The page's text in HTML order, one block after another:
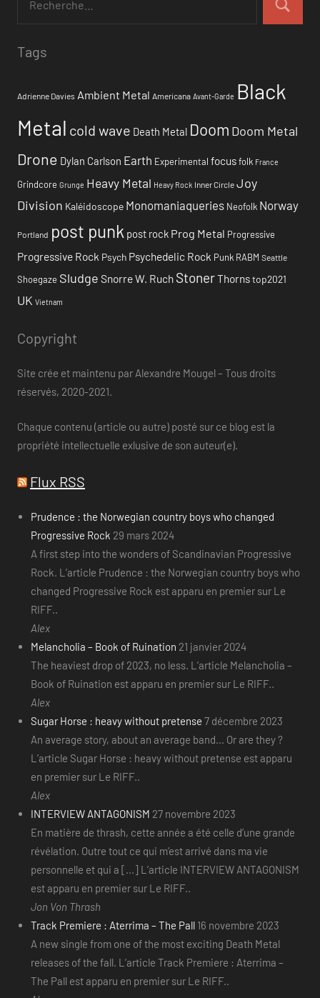
Tags
Adrienne Davies Ambient Metal Americana Avant-Garde Black
Metal cold wave Death Metal Doom Doom Metal
Drone Dylan Carlson Earth Experimental focusfolk France
Grindcore Grunge Heavy Metal Heavy Rock Inner Circle Joy
Division Kaléidoscope Monomaniaqueries Neofolk Norway
Portland post punk post rock Prog Metal Progressive
Progressive Rock Psych Psychedelic Rock Punk RABM Seattle
Shoegaze Sludge Snorre W. Ruch StonerThornstop2021
UK Vietnam
Copyright
Site crée et maintenu par Alexandre Mougel – Tous droits
réservés, 2020-2021.
Chaque contenu (article ou autre) posté sur ce blog est la
propriété intellectuelle exlusive de son auteur(e).
Flux RSS
Prudence : the Norwegian country boys who changed
Progressive Rock 29 mars 2024
A first step into the wonders of Scandinavian Progressive
Rock. L’article Prudence : the Norwegian country boys who
changed Progressive Rock est apparu en premier sur Le
RIFF..
Alex
Melancholia – Book of Ruination 21 janvier 2024
The heaviest drop of 2023, no less. L’article Melancholia –
Book of Ruination est apparu en premier sur Le RIFF..
Alex
Sugar Horse : heavy without pretense 7 décembre 2023
An average story, about an average band... Or are they ?
L’article Sugar Horse : heavy without pretense est apparu
en premier sur Le RIFF..
Alex
INTERVIEW ANTAGONISM 27 novembre 2023
En matière de thrash, cette année a été celle d’une grande
révélation. Outre tout ce qui m’est arrivé dans ma vie
personnelle et qui a [...] L’article INTERVIEW ANTAGONISM
est apparu en premier sur Le RIFF..
Jon Von Thrash
Track Premiere : Aterrima – The Pall 16 novembre 2023
A new single from one of the most exciting Death Metal
releases of the fall. L’article Track Premiere : Aterrima –
The Pall est apparu en premier sur Le RIFF..